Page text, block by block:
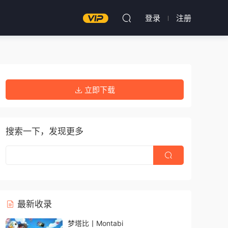
登录 注册
立即下载
搜索一下，发现更多
最新收录
梦塔比丨Montabi